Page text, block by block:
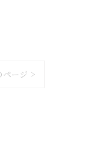
ページ >